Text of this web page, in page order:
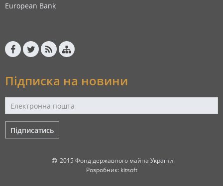
European Bank
Підписка на новини
Підписатись
2015 Фонд державного майна України
Розробник: kitsoft